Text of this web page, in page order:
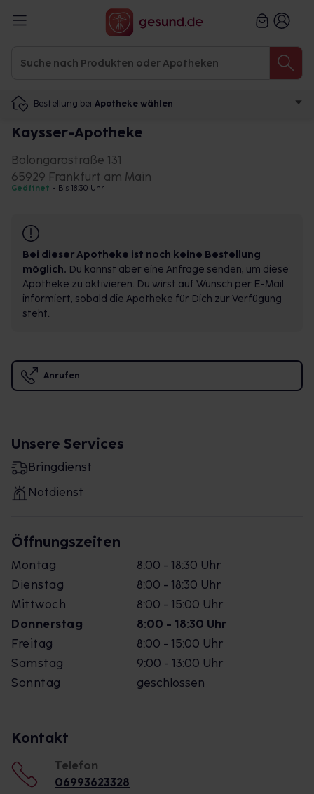
Bestellung bei Apotheke wählen
Kaysser-Apotheke
Bolongarostraße 131
65929 Frankfurt am Main
Geöffnet • Bis 18:30 Uhr
Bei dieser Apotheke ist noch keine Bestellung
möglich. Du kannst aber eine Anfrage senden, um diese
Apotheke zu aktivieren. Du wirst auf Wunsch per E-Mail
informiert, sobald die Apotheke für Dich zur Verfügung
steht.
Anrufen
Unsere Services
Bringdienst
Notdienst
Öffnungszeiten
Montag
8:00 - 18:30 Uhr
Dienstag
8:00 - 18:30 Uhr
Mittwoch
8:00 - 15:00 Uhr
Donnerstag
8:00 - 18:30 Uhr
Freitag
8:00 - 15:00 Uhr
Samstag
9:00 - 13:00 Uhr
Sonntag
geschlossen
Kontakt
Telefon
06993623328